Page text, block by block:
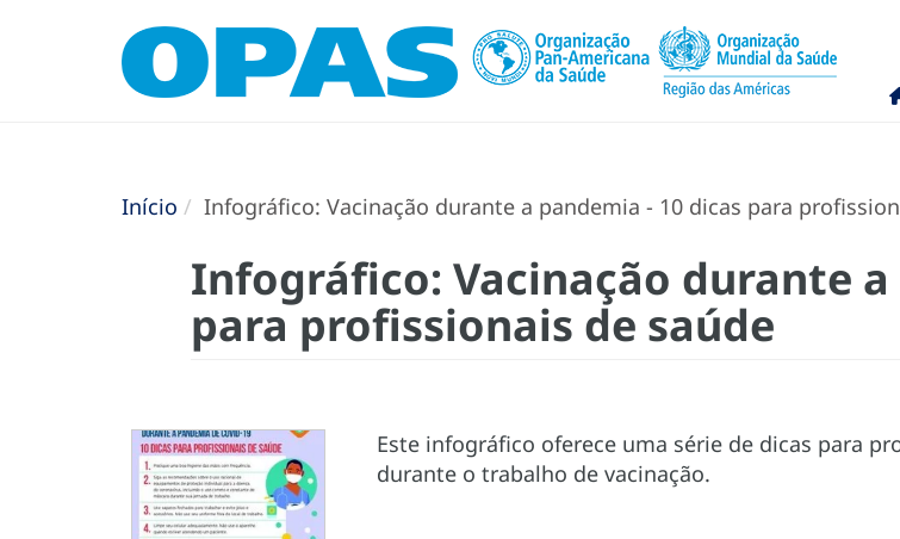
Início Infográfico: Vacinação durante a pandemia - 10 dicas para
Infográfico: Vacinação durante a
para profissionais de saúde
Este infográfico oferece uma série de dicas para
durante o trabalho de vacinação.